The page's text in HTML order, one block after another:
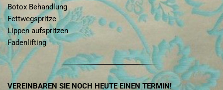
Botox Behandlung
Fettwegspritze
Lippen aufspritzen
Fadenlifting
VEREINBAREN SIE NOCH HEUTE EINEN TERMIN!